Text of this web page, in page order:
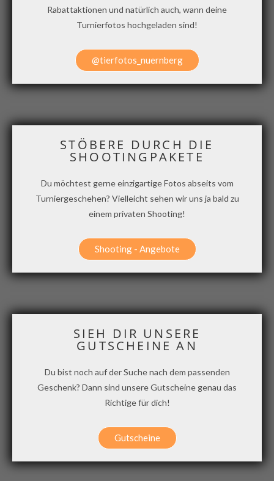
Rabattaktionen und natürlich auch, wann deine
Turnierfotos hochgeladen sind!
@tierfotos_nuernberg
STÖBERE DURCH DIE
SHOOTINGPAKETE
Du möchtest gerne einzigartige Fotos abseits vom
Turniergeschehen? Vielleicht sehen wir uns ja bald zu
einem privaten Shooting!
Shooting - Angebote
SIEH DIR UNSERE
GUTSCHEINE AN
Du bist noch auf der Suche nach dem passenden
Geschenk? Dann sind unsere Gutscheine genau das
Richtige für dich!
Gutscheine